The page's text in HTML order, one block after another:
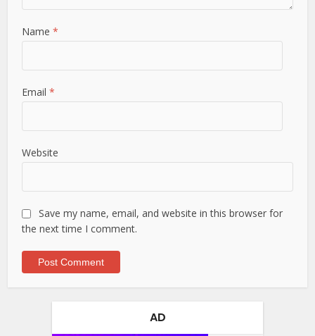
Name*
Email*
Website
Save my name, email, and website in this browser for
the next time I comment.
AD